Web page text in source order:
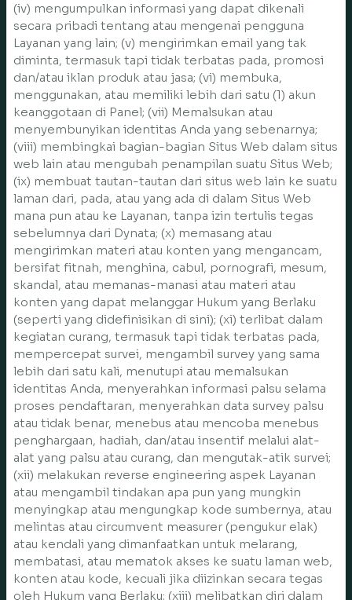
(iv) mengumpulkan informasi yang dapat dikenali
secara pribadi tentang atau mengenai pengguna
Layanan yang lain; (v) mengirimkan email yang tak
diminta, termasuk tapi tidak terbatas pada, promosi
dan/atau iklan produk atau jasa; (vi) membuka,
menggunakan, atau memiliki lebih dari satu (1) akun
keanggotaan di Panel; (vii) Memalsukan atau
menyembunyikan identitas Anda yang sebenarnya;
(viii) membingkai bagian-bagian Situs Web dalam situs
web lain atau mengubah penampilan suatu Situs Web;
(ix) membuat tautan-tautan dari situs web lain ke suatu
laman dari, pada, atau yang ada di dalam Situs Web
mana pun atau ke Layanan, tanpa izin tertulis tegas
sebelumnya dari Dynata; (x) memasang atau
mengirimkan materi atau konten yang mengancam,
bersifat fitnah, menghina, cabul, pornografi, mesum,
skandal, atau memanas-manasi atau materi atau
konten yang dapat melanggar Hukum yang Berlaku
(seperti yang didefinisikan di sini); (xi) terlibat dalam
kegiatan curang, termasuk tapi tidak terbatas pada,
mempercepat survei, mengambil survey yang sama
lebih dari satu kali, menutupi atau memalsukan
identitas Anda, menyerahkan informasi palsu selama
proses pendaftaran, menyerahkan data survey palsu
atau tidak benar, menebus atau mencoba menebus
penghargaan, hadiah, dan/atau insentif melalui alat-
alat yang palsu atau curang, dan mengutak-atik survei;
(xii) melakukan reverse engineering aspek Layanan
atau mengambil tindakan apa pun yang mungkin
menyingkap atau mengungkap kode sumbernya, atau
melintas atau circumvent measurer (pengukur elak)
atau kendali yang dimanfaatkan untuk melarang,
membatasi, atau mematok akses ke suatu laman web,
konten atau kode, kecuali jika diizinkan secara tegas
oleh Hukum yang Berlaku; (xiii) melibatkan diri dalam